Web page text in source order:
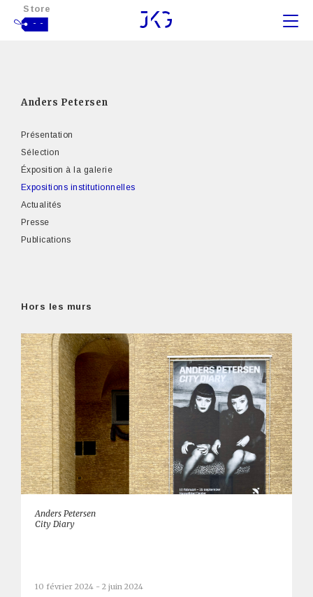
Store
- -
Anders Petersen
Présentation
Sélection
Éxposition à la galerie
Expositions institutionnelles
Actualités
Presse
Publications
Hors les murs
Anders Petersen
City Diary
10 février 2024 - 2 juin 2024